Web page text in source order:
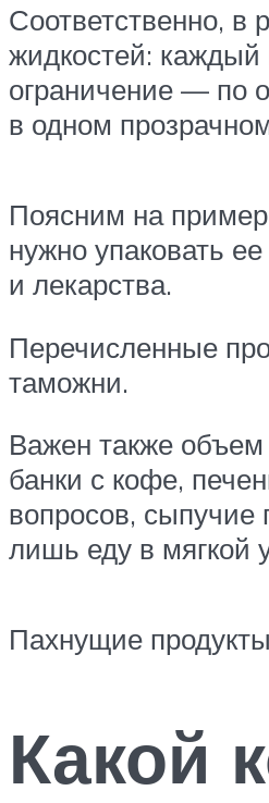
Соответственно, в
жидкостей:
ограничение — по
в одном
Поясним на
нужно упаковать
и лекарства.
Перечисленные
таможни.
Важен также объем
банки с кофе,
вопросов, сыпучие
лишь еду в мягкой
Пахнущие
Какой